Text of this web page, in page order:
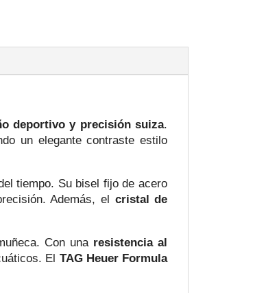
deportivo y precisión suiza.
un elegante contraste estilo
tiempo. Su bisel fijo de acero
Además, el cristal de
Con una resistencia al
El TAG Heuer Formula